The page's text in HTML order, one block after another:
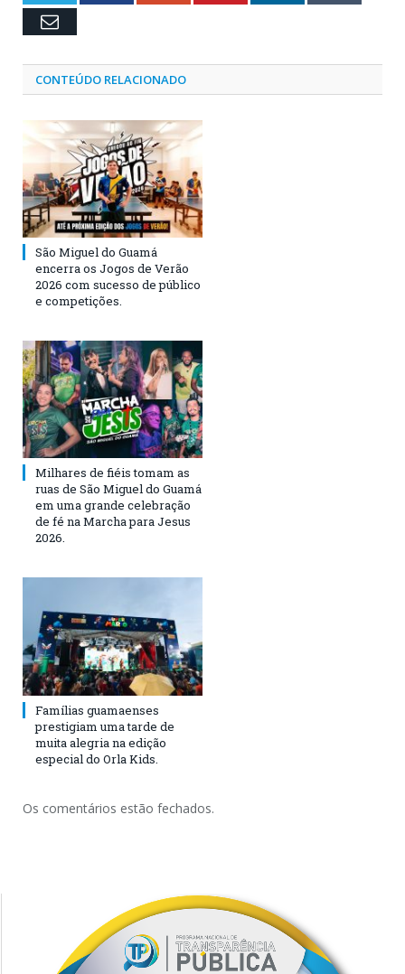
Email
CONTEÚDO RELACIONADO
São Miguel do Guamá
encerra os Jogos de Verão
2026 com sucesso de público
e competições.
Milhares de fiéis tomam as
ruas de São Miguel do Guamá
em uma grande celebração
de fé na Marcha para Jesus
2026.
Famílias guamaenses
prestigiam uma tarde de
muita alegria na edição
especial do Orla Kids.
Os comentários estão fechados.